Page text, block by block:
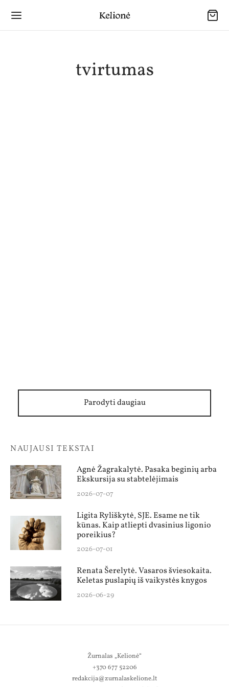
tvirtumas
Parodyti daugiau
NAUJAUSI TEKSTAI
Agnė Žagrakalytė. Pasaka beginių arba
Ekskursija su stabtelėjimais
2026-07-07
Ligita Ryliškytė, SJE. Esame ne tik
kūnas. Kaip atliepti dvasinius ligonio
poreikius?
2026-07-01
Renata Šerelytė. Vasaros šviesokaita.
Keletas puslapių iš vaikystės knygos
2026-06-29
Žurnalas „Kelionė“
+370 677 52206
redakcija@zurnalaskelione.lt